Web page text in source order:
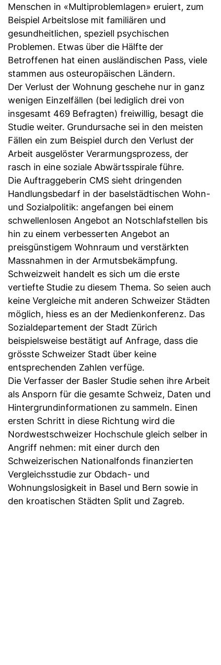
Menschen in «Multiproblemlagen» eruiert, zum
Beispiel Arbeitslose mit familiären und
gesundheitlichen, speziell psychischen
Problemen. Etwas über die Hälfte der
Betroffenen hat einen ausländischen Pass, viele
stammen aus osteuropäischen Ländern.
Der Verlust der Wohnung geschehe nur in ganz
wenigen Einzelfällen (bei lediglich drei von
insgesamt 469 Befragten) freiwillig, besagt die
Studie weiter. Grundursache sei in den meisten
Fällen ein zum Beispiel durch den Verlust der
Arbeit ausgelöster Verarmungsprozess, der
rasch in eine soziale Abwärtsspirale führe.
Die Auftraggeberin CMS sieht dringenden
Handlungsbedarf in der baselstädtischen Wohn-
und Sozialpolitik: angefangen bei einem
schwellenlosen Angebot an Notschlafstellen bis
hin zu einem verbesserten Angebot an
preisgünstigem Wohnraum und verstärkten
Massnahmen in der Armutsbekämpfung.
Schweizweit handelt es sich um die erste
vertiefte Studie zu diesem Thema. So seien auch
keine Vergleiche mit anderen Schweizer Städten
möglich, hiess es an der Medienkonferenz. Das
Sozialdepartement der Stadt Zürich
beispielsweise bestätigt auf Anfrage, dass die
grösste Schweizer Stadt über keine
entsprechenden Zahlen verfüge.
Die Verfasser der Basler Studie sehen ihre Arbeit
als Ansporn für die gesamte Schweiz, Daten und
Hintergrundinformationen zu sammeln. Einen
ersten Schritt in diese Richtung wird die
Nordwestschweizer Hochschule gleich selber in
Angriff nehmen: mit einer durch den
Schweizerischen Nationalfonds finanzierten
Vergleichsstudie zur Obdach- und
Wohnungslosigkeit in Basel und Bern sowie in
den kroatischen Städten Split und Zagreb.